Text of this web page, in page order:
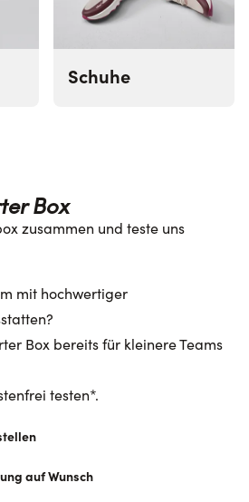
Schuhe
Box
zusammen und teste uns
mit hochwertiger
Box bereits für kleinere Teams
testen*.
auf Wunsch